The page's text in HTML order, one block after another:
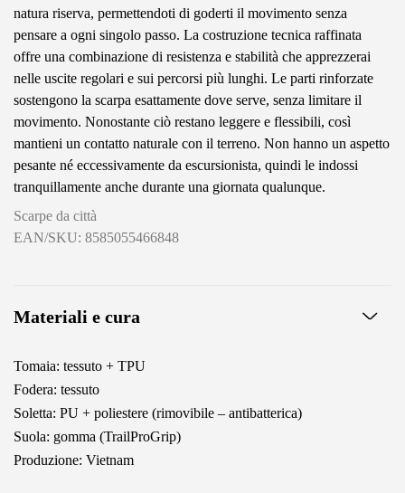
natura riserva, permettendoti di goderti il movimento senza
pensare a ogni singolo passo. La costruzione tecnica raffinata
offre una combinazione di resistenza e stabilità che apprezzerai
nelle uscite regolari e sui percorsi più lunghi. Le parti rinforzate
sostengono la scarpa esattamente dove serve, senza limitare il
movimento. Nonostante ciò restano leggere e flessibili, così
mantieni un contatto naturale con il terreno. Non hanno un aspetto
pesante né eccessivamente da escursionista, quindi le indossi
tranquillamente anche durante una giornata qualunque.
Scarpe da città
EAN/SKU: 8585055466848
Materiali e cura
Tomaia: tessuto + TPU
Fodera: tessuto
Soletta: PU + poliestere (rimovibile – antibatterica)
Suola: gomma (TrailProGrip)
Produzione: Vietnam